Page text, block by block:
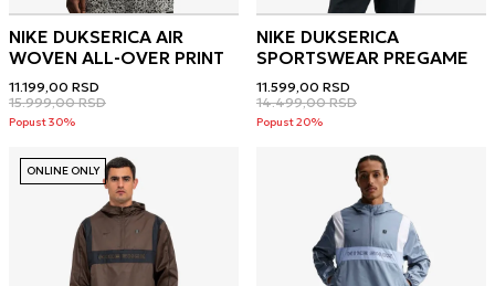
NIKE DUKSERICA AIR
WOVEN ALL-OVER PRINT
11.199,00 RSD
15.999,00 RSD
Popust 30%
NIKE DUKSERICA
SPORTSWEAR PREGAME
11.599,00 RSD
14.499,00 RSD
Popust 20%
ONLINE ONLY